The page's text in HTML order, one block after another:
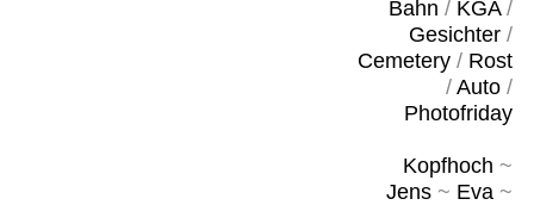
Bahn / KGA/
Gesichter/
Cemetery/ Rost
/ Auto/
Photofriday
Kopfhoch ~
Jens~ Eva~